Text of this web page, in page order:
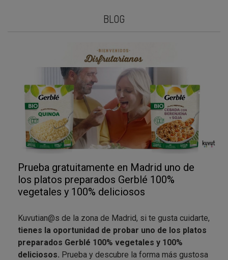
BLOG
Prueba gratuitamente en Madrid uno de
los platos preparados Gerblé 100%
vegetales y 100% deliciosos
Kuvutian@s de la zona de Madrid, si te gusta cuidarte,
tienes la oportunidad de probar uno de los platos
preparados Gerblé 100% vegetales y 100%
deliciosos. Prueba y descubre la forma más gustosa